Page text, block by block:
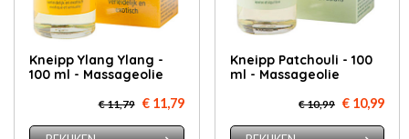
Kneipp Ylang Ylang -
100 ml - Massageolie
€ 11,79 € 11,79
Kneipp Patchouli - 100
ml - Massageolie
€ 10,99 € 10,99